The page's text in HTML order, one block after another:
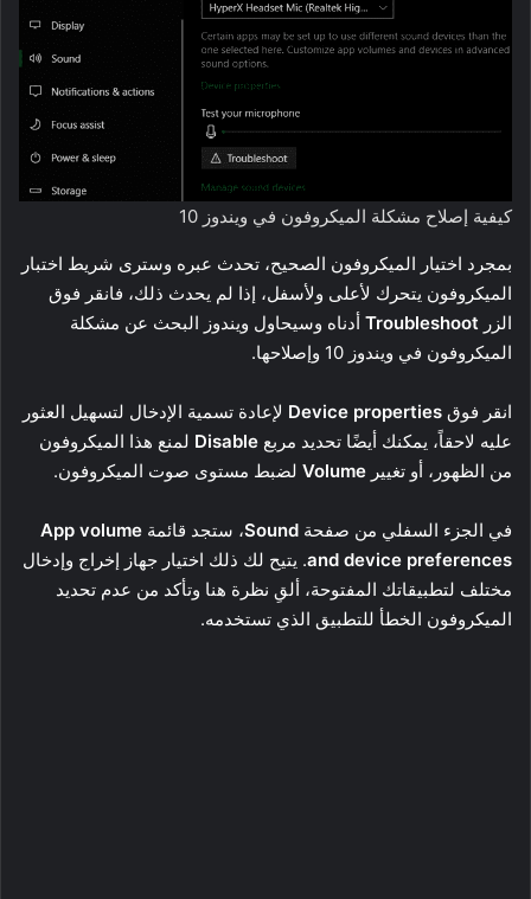
كيفية إصلاح مشكلة الميكروفون في ويندوز 10
بمجرد اختيار الميكروفون الصحيح، تحدث عبره وسترى شريط اختبار
الميكروفون يتحرك لأعلى ولأسفل، إذا لم يحدث ذلك، فانقر فوق
الزر Troubleshoot أدناه وسيحاول ويندوز البحث عن مشكلة
الميكروفون في ويندوز 10 وإصلاحها.
انقر فوق Device properties لإعادة تسمية الإدخال لتسهيل العثور
عليه لاحقاً، يمكنك أيضًا تحديد مربع Disable لمنع هذا الميكروفون
من الظهور، أو تغيير Volume لضبط مستوى صوت الميكروفون.
في الجزء السفلي من صفحة Sound، ستجد قائمة App volume
and device preferences. يتيح لك ذلك اختيار جهاز إخراج وإدخال
مختلف لتطبيقاتك المفتوحة، ألقِ نظرة هنا وتأكد من عدم تحديد
الميكروفون الخطأ للتطبيق الذي تستخدمه.